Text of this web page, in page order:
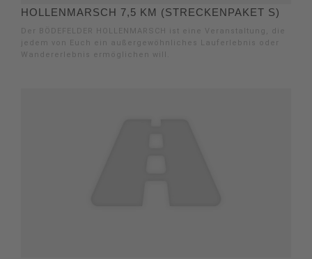
HOLLENMARSCH 7,5 KM (STRECKENPAKET S)
Der BÖDEFELDER HOLLENMARSCH ist eine Veranstaltung, die
jedem von Euch ein außergewöhnliches Lauferlebnis oder
Wandererlebnis ermöglichen will.